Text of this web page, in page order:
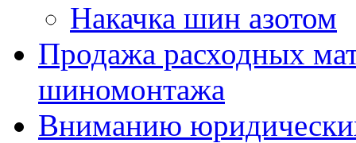
Накачка шин азотом
Продажа расходных
шиномонтажа
Вниманию